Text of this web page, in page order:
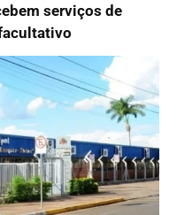
serviços de